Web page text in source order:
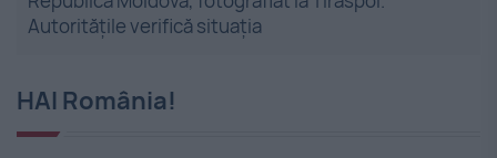
Autoritățile verifică situația
HAI România!